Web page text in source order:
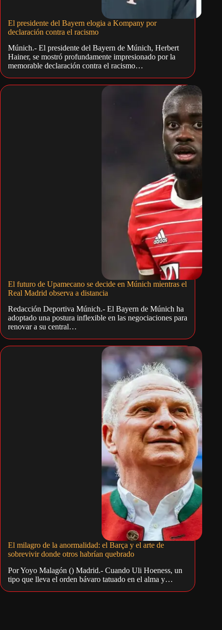
El presidente del Bayern elogia a Kompany por
declaración contra el racismo
Múnich.- El presidente del Bayern de Múnich, Herbert
Hainer, se mostró profundamente impresionado por la
memorable declaración contra el racismo…
El futuro de Upamecano se decide en Múnich mientras el
Real Madrid observa a distancia
Redacción Deportiva Múnich.- El Bayern de Múnich ha
adoptado una postura inflexible en las negociaciones para
renovar a su central…
El milagro de la anormalidad: el Barça y el arte de
sobrevivir donde otros habrían quebrado
Por Yoyo Malagón () Madrid.- Cuando Uli Hoeness, un
tipo que lleva el orden bávaro tatuado en el alma y…